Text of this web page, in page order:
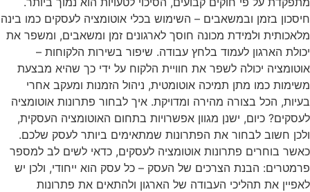
חיסכון בזמן ובמשאבים – השימוש בכלי אוטומציה לעסקים כמו בינה
מלאכותית ולמידת מכונה חוסך לארגונים זמן ומשאבים, ומשפר את
יכולת הארגון לעמוד בלחץ עבודה. שיפור בשירות הלקוחות –
אוטומציה יכולה לשפר את חוויית הלקוח על ידי כך שהיא מבצעת
משימות כמו מתן תמיכה אוטומטית, ניהול הזמנות ומעקב אחרי
בעיות, הכל בצורה מהירה ומדויקת. איך לבחור פתרונות אוטומציה
לעסקים? כיום, ישנן מגוון אפשרויות בתחום האוטומציה העסקית,
ולכן חשוב לבחור את הפתרונות שמתאימים ביותר לעסק שלכם.
כאשר בוחרים פתרונות אוטומציה לעסקים, כדאי לשים לב למספר
פרמטרים: הבנת הצרכים של העסק – כל עסק הוא ייחודי, ולכן יש
לאפיין את תהליכי העבודה של הארגון ולהתאים את פתרונות